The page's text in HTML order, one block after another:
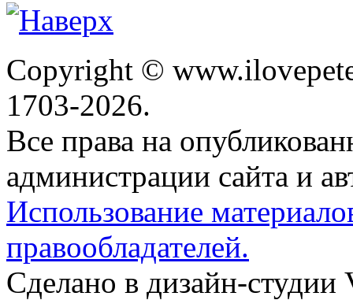
Copyright ©
1703-2026.
Все права на
администрации сайта и
Использование
правообладателей.
Сделано в дизайн-студии